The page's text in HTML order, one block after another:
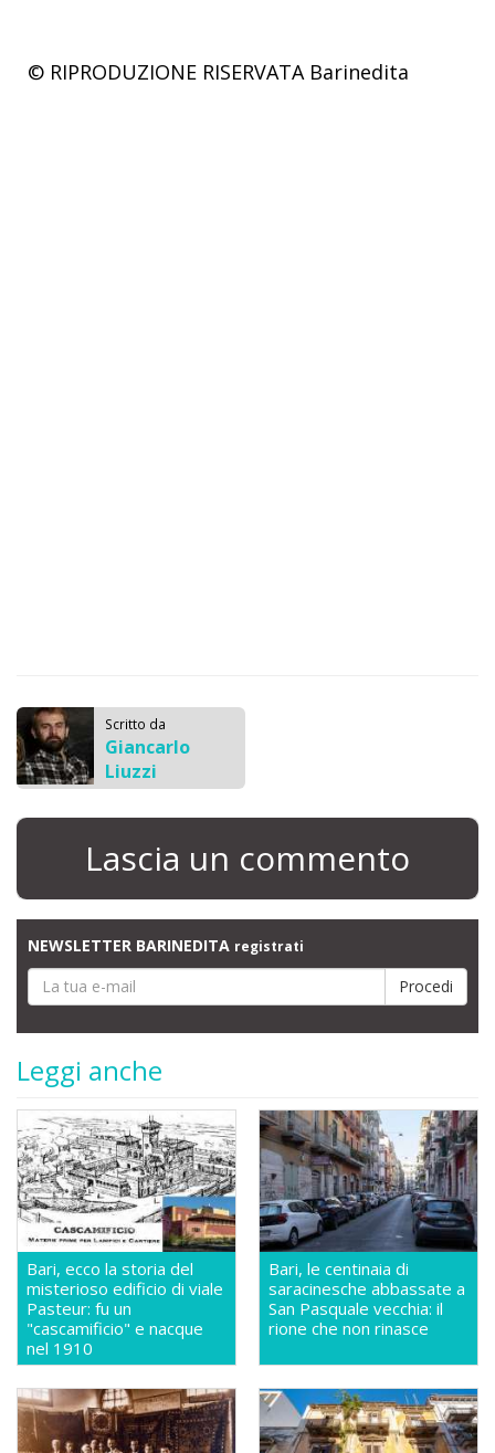
© RIPRODUZIONE RISERVATA Barinedita
Scritto da
Giancarlo
Liuzzi
Lascia un commento
NEWSLETTER BARINEDITA registrati
Leggi anche
Bari, ecco la storia del
misterioso edificio di viale
Pasteur: fu un
"cascamificio" e nacque
nel 1910
Bari, le centinaia di
saracinesche abbassate a
San Pasquale vecchia: il
rione che non rinasce